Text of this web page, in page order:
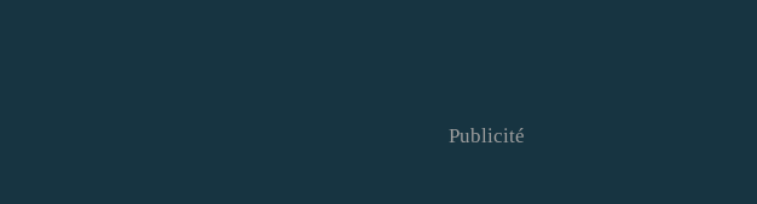
Publicité